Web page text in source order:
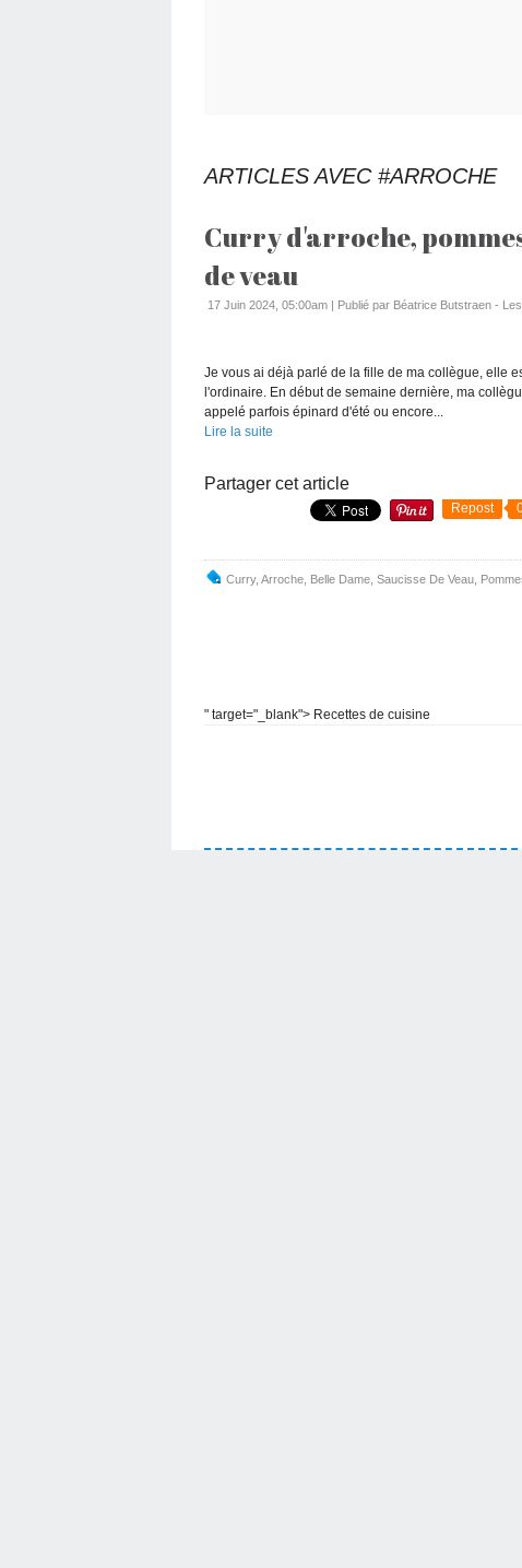
ARTICLES AVEC #ARROCHE
Curry d'arroche,
de veau
17 Juin 2024, 05:00am | Publié par Béatrice Butstraen -
Je vous ai déjà parlé de la fille de ma collègue, elle
l'ordinaire. En début de semaine dernière, ma
appelé parfois épinard d'été ou encore...
Lire la suite
Partager cet article
Repost
Curry, Arroche Belle Dame Saucisse De Veau
" target="_blank"> Recettes de cuisine